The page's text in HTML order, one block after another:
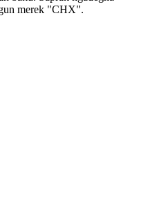
merek "CHX".